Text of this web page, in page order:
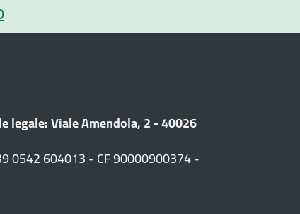
legale: Viale Amendola, 2 - 40026
0542 604013 - CF 90000900374 -